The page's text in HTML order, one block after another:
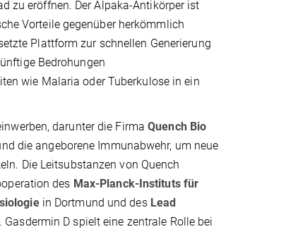
zu eröffnen. Der Alpaka-Antikörper ist
Vorteile gegenüber herkömmlich
Plattform zur schnellen Generierung
Bedrohungen
wie Malaria oder Tuberkulose in ein
darunter die FirmaQuench Bio
die angeborene Immunabwehr, um neue
Die Leitsubstanzen von Quench
des Max-Planck-Instituts für
in Dortmund und des Lead
D spielt eine zentrale Rolle bei